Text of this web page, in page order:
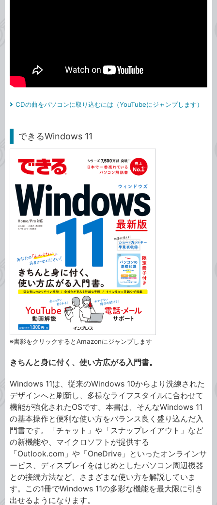
CDの曲をパソコンに取り込むには（YouTubeにジャンプします）
できるWindows 11
※書影をクリックするとAmazonにジャンプします
きちんと身に付く、使い方広がる入門書。
Windows 11は、従来のWindows 10からより洗練された
デザインへと刷新し、多様なライフスタイルに合わせて
機能が強化されたOSです。本書は、そんなWindows 11
の基本操作と便利な使い方をバランス良く盛り込んだ入
門書です。「チャット」や「スナップレイアウト」など
の新機能や、マイクロソフトが提供する
「Outlook.com」や「OneDrive」といったオンラインサ
ービス、ディスプレイをはじめとしたパソコン周辺機器
との接続方法など、さまざまな使い方を解説していま
す。この1冊でWindows 11の多彩な機能を最大限に引き
出せるようになります。